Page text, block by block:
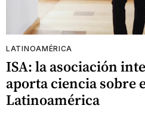
LATINOAMÉRICA
ISA: la asociación
aporta ciencia sobre
Latinoamérica